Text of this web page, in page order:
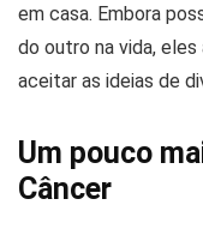
em casa. Embora
do outro na vida,
aceitar as ideias de
Um pouco
Câncer